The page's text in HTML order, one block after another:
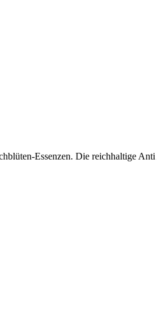
Essenzen. Die reichhaltige